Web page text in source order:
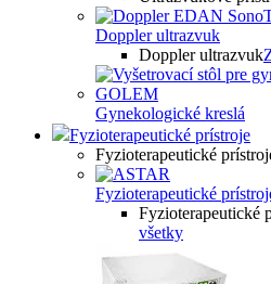
Doppler ultrazvuk
Doppler ultrazvuk
Gynekologické kreslá
Fyzioterapeutické prístroje
Fyzioterapeutické
Fyzioterapeutické
Fyzioterapeutické
všetky